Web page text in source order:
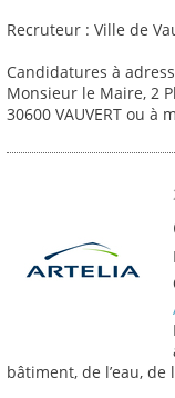
Recruteur : Ville de
Candidatures à
Monsieur le Maire, 2
30600 VAUVERT ou à
bâtiment, de l’eau,